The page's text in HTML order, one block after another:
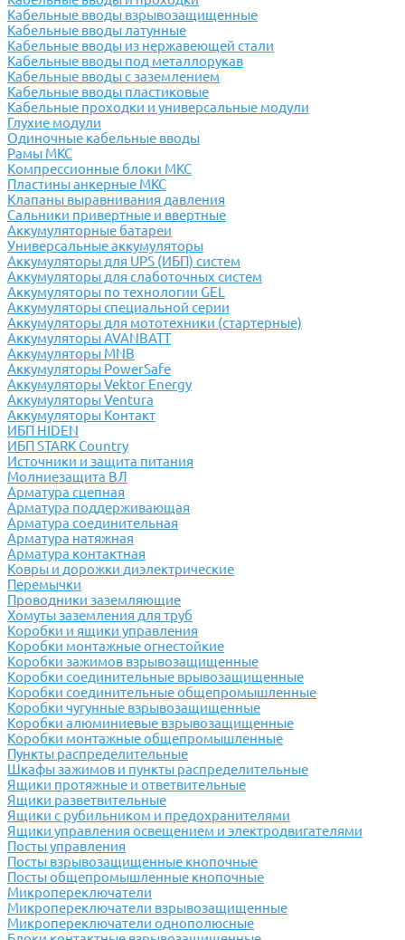
Кабельные вводы взрывозащищенные
Кабельные вводы латунные
Кабельные вводы из нержавеющей стали
Кабельные вводы под металлорукав
Кабельные вводы с заземлением
Кабельные вводы пластиковые
Кабельные проходки и универсальные модули
Глухие модули
Одиночные кабельные вводы
Рамы МКС
Компрессионные блоки МКС
Пластины анкерные МКС
Клапаны выравнивания давления
Сальники привертные и ввертные
Аккумуляторные батареи
Универсальные аккумуляторы
Аккумуляторы для UPS (ИБП) систем
Аккумуляторы для слаботочных систем
Аккумуляторы по технологии GEL
Аккумуляторы специальной серии
Аккумуляторы для мототехники (стартерные)
Аккумуляторы AVANBATT
Аккумуляторы MNB
Аккумуляторы PowerSafe
Аккумуляторы Vektor Energy
Аккумуляторы Ventura
Аккумуляторы Контакт
ИБП HIDEN
ИБП STARK Country
Источники и защита питания
Молниезащита ВЛ
Арматура сцепная
Арматура поддерживающая
Арматура соединительная
Арматура натяжная
Арматура контактная
Ковры и дорожки диэлектрические
Перемычки
Проводники заземляющие
Хомуты заземления для труб
Коробки и ящики управления
Коробки монтажные огнестойкие
Коробки зажимов взрывозащищенные
Коробки соединительные врывозащищенные
Коробки соединительные общепромышленные
Коробки чугунные взрывозащищенные
Коробки алюминиевые взрывозащищенные
Коробки монтажные общепромышленные
Пункты распределительные
Шкафы зажимов и пункты распределительные
Ящики протяжные и ответвительные
Ящики разветвительные
Ящики с рубильником и предохранителями
Ящики управления освещением и электродвигателями
Посты управления
Посты взрывозащищенные кнопочные
Посты общепромышленные кнопочные
Микропереключатели
Микропереключатели взрывозащищенные
Микропереключатели однополюсные